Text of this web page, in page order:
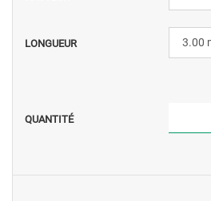
LONGUEUR
QUANTITÉ